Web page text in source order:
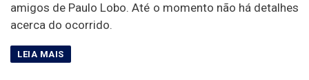
amigos de Paulo Lobo. Até o momento não há detalhes
acerca do ocorrido.